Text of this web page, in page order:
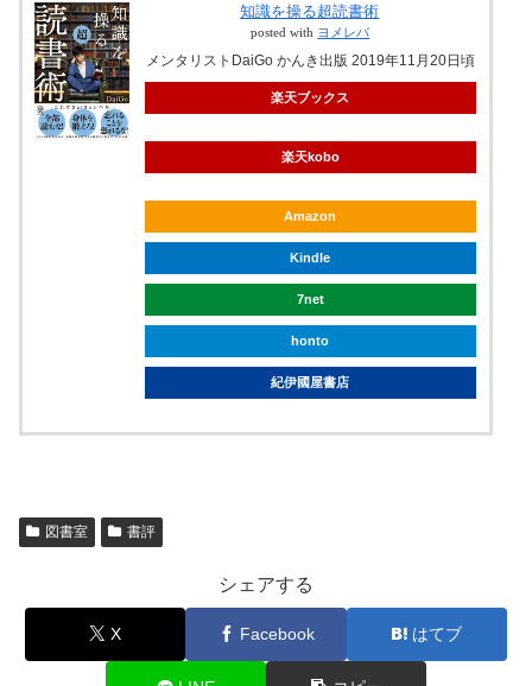
知識を操る超読書術
posted with ヨメレバ
メンタリストDaiGo かんき出版 2019年11月20日頃
楽天ブックス
楽天kobo
Amazon
Kindle
7net
honto
紀伊國屋書店
図書室 書評
シェアする
X Facebook はてブ